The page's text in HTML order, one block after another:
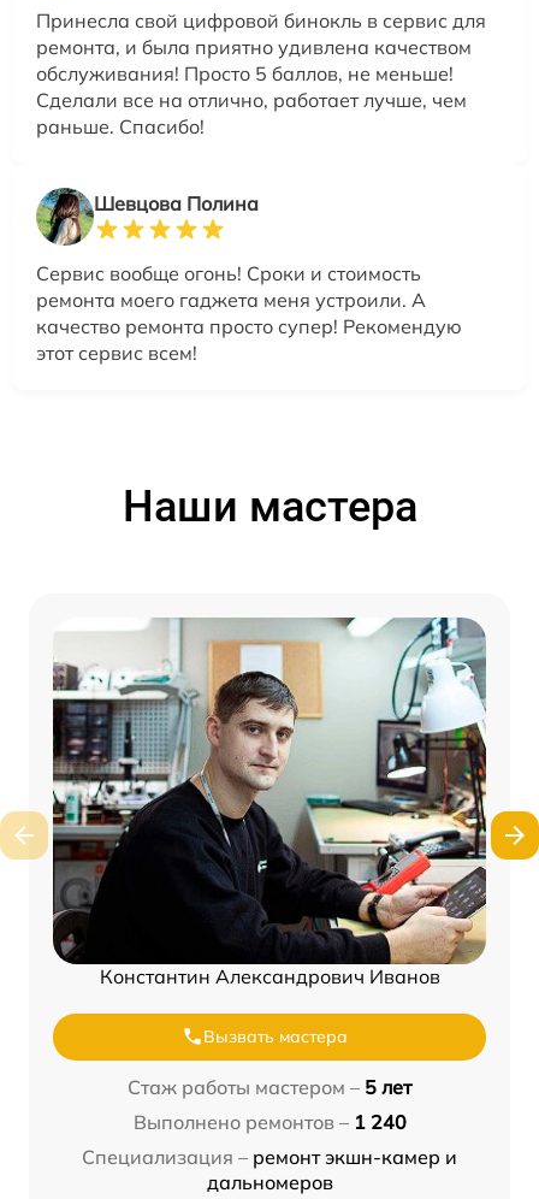
Принесла свой цифровой бинокль в сервис для
ремонта, и была приятно удивлена качеством
обслуживания! Просто 5 баллов, не меньше!
Сделали все на отлично, работает лучше, чем
раньше. Спасибо!
Шевцова Полина
Сервис вообще огонь! Сроки и стоимость
ремонта моего гаджета меня устроили. А
качество ремонта просто супер! Рекомендую
этот сервис всем!
Наши мастера
Константин Александрович Иванов
Вызвать мастера
Стаж работы мастером – 5 лет
Выполнено ремонтов – 1 240
Специализация – ремонт экшн-камер и
дальномеров